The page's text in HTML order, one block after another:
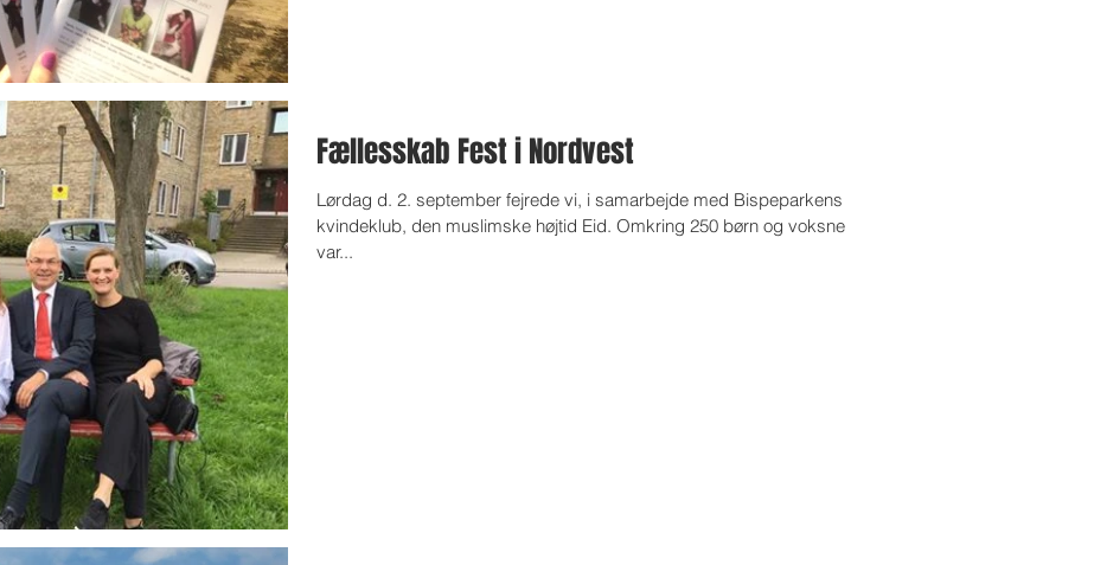
Fællesskab Fest i Nordvest
Lørdag d. 2. september fejrede vi, i samarbejde med Bispeparkens
kvindeklub, den muslimske højtid Eid. Omkring 250 børn og voksne
var...